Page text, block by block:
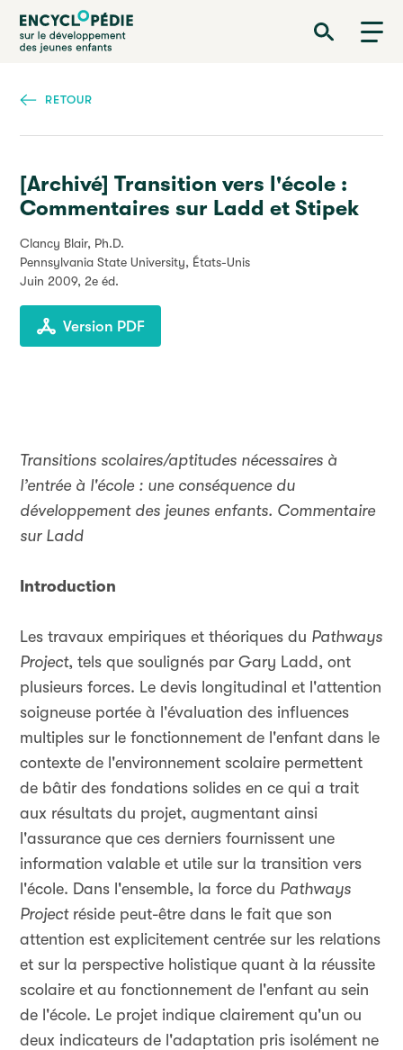
Aller
contenu
Encyclopédie sur le développement des jeunes enfants
RETOUR
[Archivé] Transition vers l'école :
Commentaires sur Ladd et Stipek
Clancy Blair, Ph.D.
Pennsylvania State University, États-Unis
Juin 2009, 2e éd.
Version PDF
Transitions scolaires/aptitudes nécessaires à
l’entrée à l'école : une conséquence du
développement des jeunes enfants. Commentaire
sur Ladd
Introduction
Les travaux empiriques et théoriques du Pathways
Project, tels que soulignés par Gary Ladd, ont
plusieurs forces. Le devis longitudinal et l'attention
soigneuse portée à l'évaluation des influences
multiples sur le fonctionnement de l'enfant dans le
contexte de l'environnement scolaire permettent
de bâtir des fondations solides en ce qui a trait
aux résultats du projet, augmentant ainsi
l'assurance que ces derniers fournissent une
information valable et utile sur la transition vers
l'école. Dans l'ensemble, la force du Pathways
Projectréside peut-être dans le fait que son
attention est explicitement centrée sur les relations
et sur la perspective holistique quant à la réussite
scolaire et au fonctionnement de l'enfant au sein
de l'école. Le projet indique clairement qu'un ou
deux indicateurs de l'adaptation pris isolément ne